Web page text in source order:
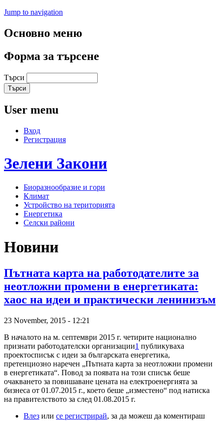
Jump to navigation
Основно меню
Форма за търсене
Търси
User menu
Вход
Регистрация
Зелени Закони
Биоразнообразие и гори
Климат
Устройство на територията
Енергетика
Селски райони
Новини
Пътната карта на работодателите за
неотложни промени в енергетиката:
хаос на идеи и практически ленинизъм
23 November, 2015 - 12:21
В началото на м. септември 2015 г. четирите национално
признати работодателски организации1 публикуваха
проектосписък с идеи за българската енергетика,
претенциозно наречен „Пътната карта за неотложни промени
в енергетиката“. Повод за появата на този списък беше
очакването за повишаване цената на електроенергията за
бизнеса от 01.07.2015 г., което беше „изместено“ под натиска
на правителството за след 01.08.2015 г.
Влез или се регистрирай, за да можеш да коментираш